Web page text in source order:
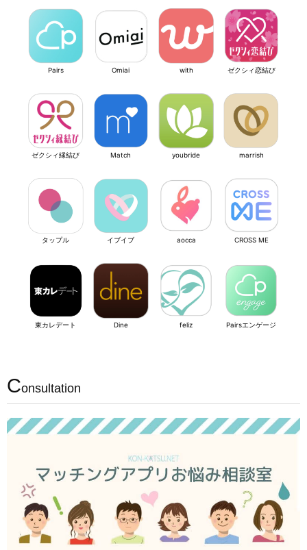
Pairs Omiai with ゼクシィ恋結び
ゼクシィ縁結び Match youbride marrish
タップル イブイブ aocca CROSS ME
東カレデート Dine feliz Pairsエンゲージ
Consultation